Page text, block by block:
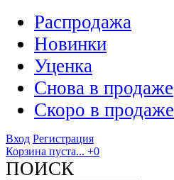
Распродажа
Новинки
Уценка
Снова в продаже
Скоро в продаже
Вход Регистрация
Корзина пуста... +0
ПОИСК